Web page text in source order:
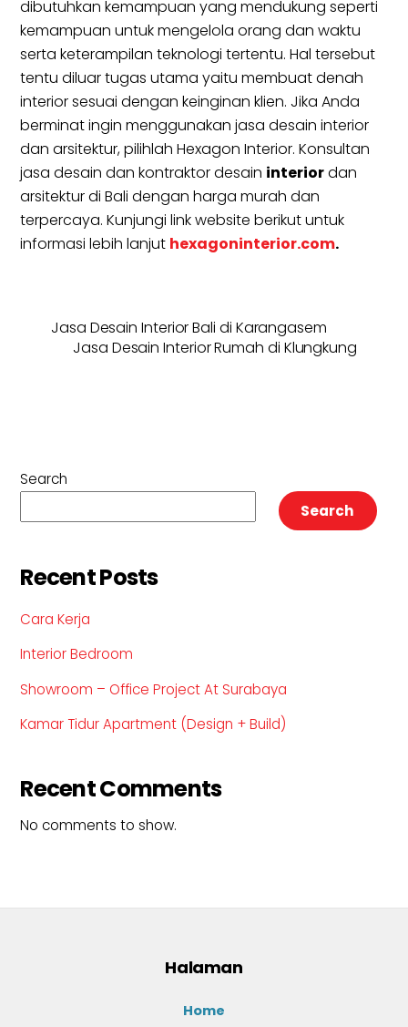
dibutuhkan kemampuan yang mendukung seperti
kemampuan untuk mengelola orang dan waktu
serta keterampilan teknologi tertentu. Hal tersebut
tentu diluar tugas utama yaitu membuat denah
interior sesuai dengan keinginan klien. Jika Anda
berminat ingin menggunakan jasa desain interior
dan arsitektur, pilihlah Hexagon Interior. Konsultan
jasa desain dan kontraktor desain interiordan
arsitektur di Bali dengan harga murah dan
terpercaya. Kunjungi link website berikut untuk
informasi lebih lanjut hexagoninterior.com.
Jasa Desain Interior Bali di Karangasem
Jasa Desain Interior Rumah di Klungkung
Search
Search
Recent Posts
Cara Kerja
Interior Bedroom
Showroom – Office Project At Surabaya
Kamar Tidur Apartment (Design + Build)
Recent Comments
No comments to show.
Halaman
Home